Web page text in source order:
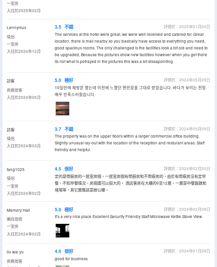
一室房
入住於2025年02月
Lennymus
情侶
一室房
入住於2024年12月
3.5 不錯
評價於：2025年01月04日
The services at the hotel were great, we were well received and catered for. Great
location, there is mall nearby so you basically have access to everything you need,
good spacious rooms. The only challenged is the facilities look a bit old and need to
be upgraded, Because the pictures show new facilities however when you get there
its not what is potrayed in the pictures this was a bit dissapointing.
訪客
商務旅客
入住於2024年05月
5.0 極好
評價於：2024年05月29日
10일만에 재방문 했는데 이전에 느꼤던 편안함을 그대로 받았습니다. 바다가 보이는 전망.
매우 만족스러웠습니다.
訪客
情侶
入住於2024年03月
3.7 不錯
評價於：2024年05月09日
The property was on the upper floors within a larger commercial office building.
Slightly unusual lay-out with the location of the reception and resturant areas. Staff
freindly and helpful.
fang1025
情侶
一室房
入住於2024年02月
4.5 很好
評價於：2024年02月20日
定的是帶廚房的一居室房間，一居室房間有帶廚房和不帶廚房的，由於有帶廚房沒有定早
餐，不知早餐情況，房間還可以挺大的。 酒店客房在大樓的9至12層，一層是中餐飯館和
堵場等，其它層應該是辦公樓。
Memory Hall
獨自旅遊
一室房
入住於2024年02月
5.0 極好
評價於：2024年02月09日
It's a very nice place Excellent Security Friendly Staff Microwave Kettle Stove View
liu wai yu
商務旅客
4.0 很好
評價於：2024年01月28日
good for business